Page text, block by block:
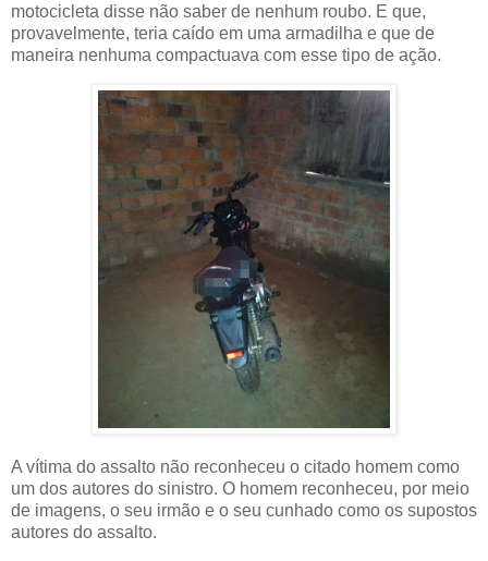
motocicleta disse não saber de nenhum roubo. E que,
provavelmente, teria caído em uma armadilha e que de
maneira nenhuma compactuava com esse tipo de ação.
A vítima do assalto não reconheceu o citado homem como
um dos autores do sinistro. O homem reconheceu, por meio
de imagens, o seu irmão e o seu cunhado como os supostos
autores do assalto.